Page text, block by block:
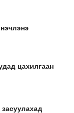
цахилгаан